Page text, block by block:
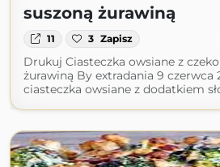
suszoną żurawiną
11 3 Zapisz
Drukuj Ciasteczka owsiane z
żurawiną By extradania 9 czerwca
ciasteczka owsiane z dodatkiem